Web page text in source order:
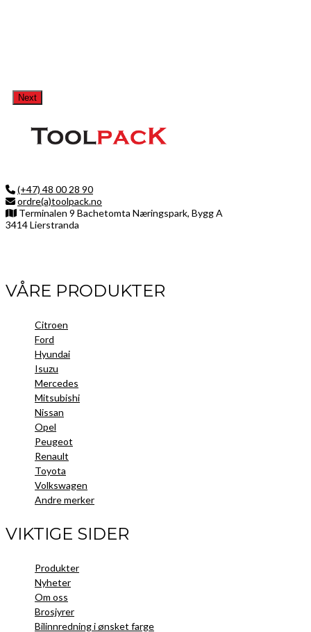
Next
(+47) 48 00 28 90
ordre(a)toolpack.no
Terminalen 9 Bachetomta Næringspark, Bygg A
3414 Lierstranda
VÅRE PRODUKTER
Citroen
Ford
Hyundai
Isuzu
Mercedes
Mitsubishi
Nissan
Opel
Peugeot
Renault
Toyota
Volkswagen
Andre merker
VIKTIGE SIDER
Produkter
Nyheter
Om oss
Brosjyrer
Bilinnredning i ønsket farge